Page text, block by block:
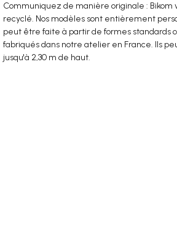
Communiquez de manière originale : Bikom
recyclé. Nos modèles sont entièrement
peut être faite à partir de formes standards
fabriqués dans notre atelier en France. Ils
jusqu'à 2,30 m de haut.